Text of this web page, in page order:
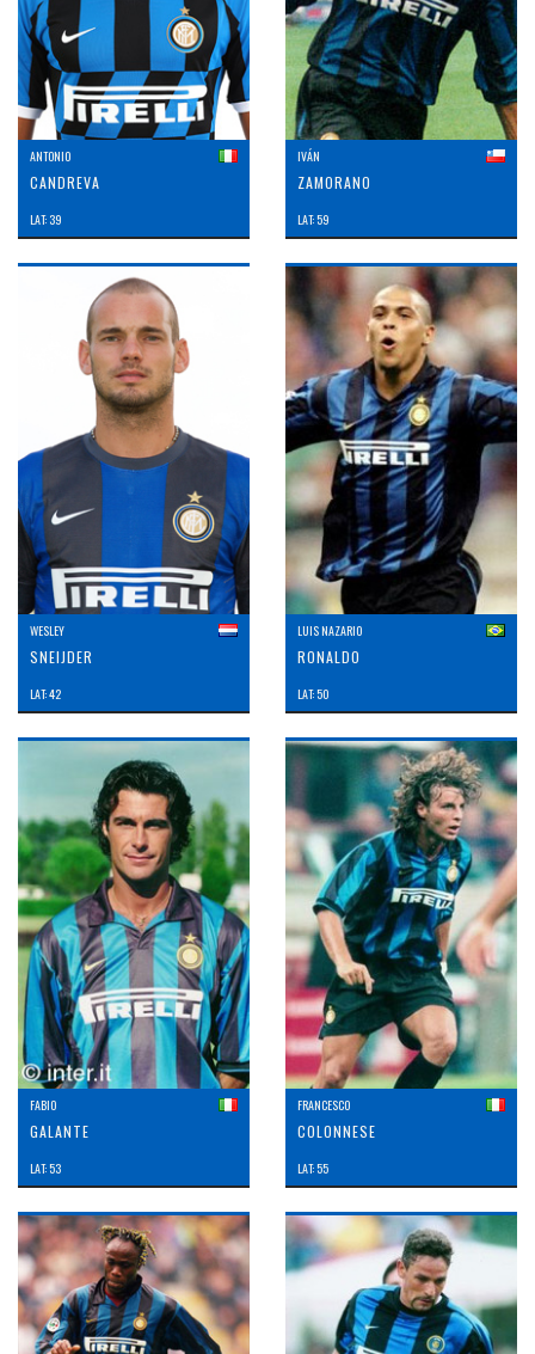
ANTONIO
CANDREVA
LAT: 39
IVÁN
ZAMORANO
LAT: 59
WESLEY
SNEIJDER
LAT: 42
LUIS NAZARIO
RONALDO
LAT: 50
FABIO
GALANTE
LAT: 53
FRANCESCO
COLONNESE
LAT: 55